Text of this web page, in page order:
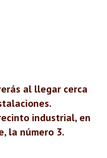
al llegar cerca
industrial, en
la número 3.